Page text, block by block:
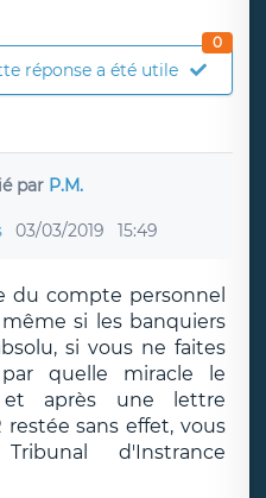
réponse a été utile
0
par P.M.
03/03/2019 15:49
du compte personnel
si les banquiers
si vous ne faites
quelle miracle le
après une lettre
sans effet, vous
d'Instrance